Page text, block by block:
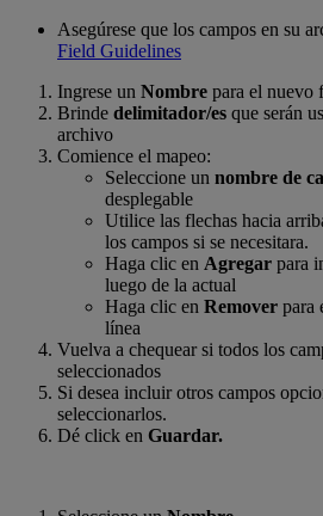
Asegúrese que los campos en su
Field Guidelines
Ingrese un Nombre para el nuevo
Brinde delimitador/es que serán
archivo
Comience el mapeo:
Seleccione un nombre de
desplegable
Utilice las flechas hacia
los campos si se necesitara.
Haga clic en Agregar para
luego de la actual
Haga clic en Remover para
línea
Vuelva a chequear si todos los
seleccionados
Si desea incluir otros campos
seleccionarlos.
Dé click en Guardar.